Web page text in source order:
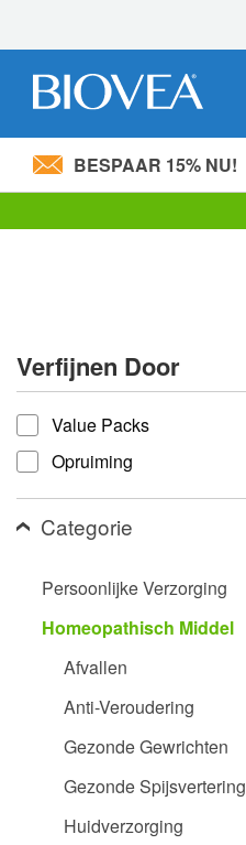
Let
Druk
op
Control-
F11
om
de
aan
slechtzienden
gebruiken;
toegankelijkheidsmenu
BESPAAR 15% NU!
Verfijnen Door
verfijnen door
Value Packs
Opruiming
Categorie
Persoonlijke Verzorging
Homeopathisch Middel
Afvallen
Anti-Veroudering
Gezonde Gewrichten
Gezonde Spijsvertering
Huidverzorging